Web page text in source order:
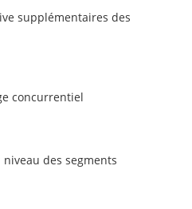
supplémentaires des
concurrentiel
des segments